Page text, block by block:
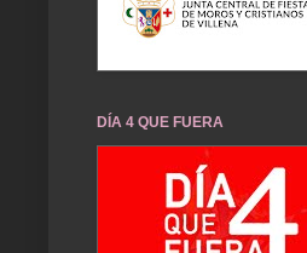
DÍA 4 QUE FUERA